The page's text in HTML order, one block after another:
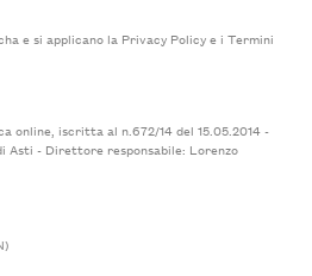
e si applicano la Privacy Policye i Termini
online, iscritta al n.672/14 del 15.05.2014 -
Asti - Direttore responsabile: Lorenzo